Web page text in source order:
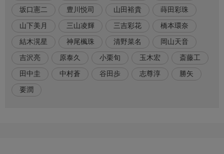
小栗旬
番組内容
これまでの映画4作品でシリーズ累計動員1,734万人、興行収入
245億円を突破!“伝説”ともいえる快進撃を続け、令和を代表する
国民的大ヒットシリーズとなった映画『キングダム』。
作品をけん引する主演の山崎賢人、そして共に戦ってきた吉沢
亮・橋本環奈のシリーズに懸けてきた想いとは?
先日開催されたワールドプレミアの映像とともにお届けします!
坂口憲二 豊川悦司 山田裕貴 蒔田彩珠
山下美月 三山凌輝 三吉彩花 橋本環奈
結木滉星 神尾楓珠 清野菜名 岡山天音
吉沢亮 原泰久 小栗旬 玉木宏 斎藤工
田中圭 中村蒼 谷田歩 志尊淳 勝矢
要潤